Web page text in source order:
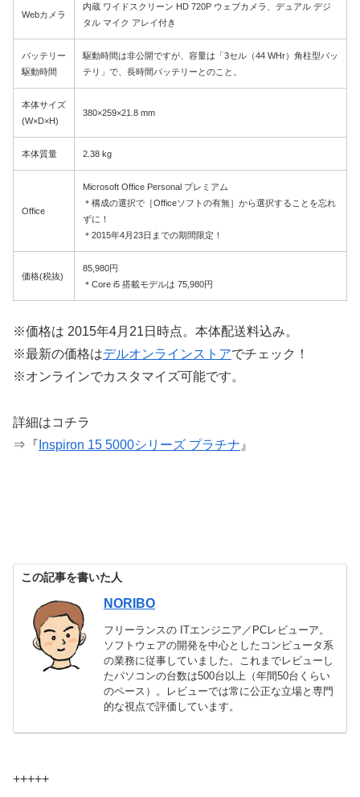
Webカメラ
内蔵 ワイドスクリーン HD 720P ウェブカメラ、デュアル デジ
タル マイク アレイ付き
バッテリー
駆動時間
駆動時間は非公開ですが、容量は「3セル（44 WHr）角柱型バッ
テリ」で、長時間バッテリーとのこと。
本体サイズ
(W×D×H)
380×259×21.8 mm
本体質量 2.38 kg
Office
Microsoft Office Personal プレミアム
＊構成の選択で［Officeソフトの有無］から選択することを忘れ
ずに！
＊2015年4月23日までの期間限定！
価格(税抜)
85,980円
＊Core i5 搭載モデルは 75,980円
※価格は 2015年4月21日時点。本体配送料込み。
※最新の価格はデルオンラインストアでチェック！
※オンラインでカスタマイズ可能です。
詳細はコチラ
⇒『 Inspiron 15 5000シリーズ プラチナ 』
この記事を書いた人
NORIBO
フリーランスの ITエンジニア／PCレビューア。
ソフトウェアの開発を中心としたコンピュータ系
の業務に従事していました。これまでレビューし
たパソコンの台数は500台以上（年間50台くらい
のペース）。レビューでは常に公正な立場と専門
的な視点で評価しています。
+++++